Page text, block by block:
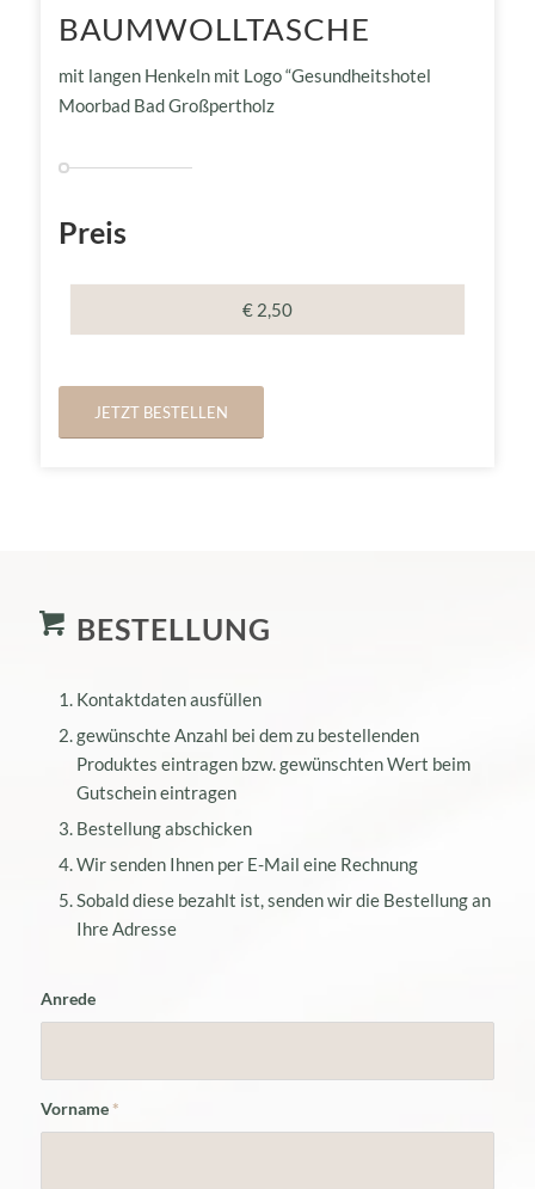
BAUMWOLLTASCHE
mit langen Henkeln mit Logo “Gesundheitshotel
Moorbad Bad Großpertholz
Preis
€ 2,50
JETZT BESTELLEN
BESTELLUNG
Kontaktdaten ausfüllen
gewünschte Anzahl bei dem zu bestellenden
Produktes eintragen bzw. gewünschten Wert beim
Gutschein eintragen
Bestellung abschicken
Wir senden Ihnen per E-Mail eine Rechnung
Sobald diese bezahlt ist, senden wir die Bestellung an
Ihre Adresse
Anrede
Vorname *